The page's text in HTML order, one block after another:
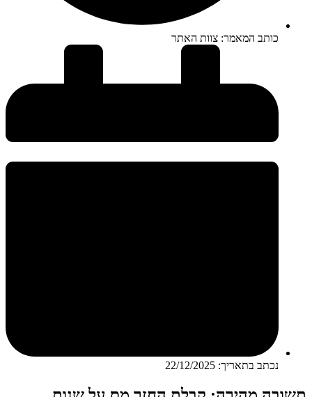
כותב המאמר: צוות האתר
נכתב בתאריך: 22/12/2025